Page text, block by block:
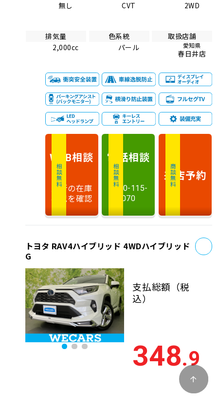
無し
CVT
2WD
排気量
2,000cc
色系統
パール
取扱店舗
愛知県
春日井店
相談無料
WEB相談
最新の在庫
状況を確認
相談無料
電話相談
0120-115-
070
商談無料
来店予約
トヨタ RAV4ハイブリッド 4WDハイブリッド
G
支払総額 （税
込）
348.9